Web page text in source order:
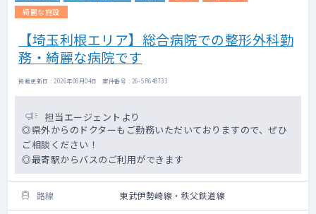
綺麗な施設
【埼玉利根エリア】総合病院での整形外科勤
務・綺麗な病院です
掲載更新日 : 2026年08月04日 案件番号 : 26-SR648733
担当エージェントより
◎県外からのドクターもご勤務いただいておりますので、ぜひ
ご相談ください！
◎最寄駅からバスのご利用ができます
路線 東武伊勢崎線・秩父鉄道線